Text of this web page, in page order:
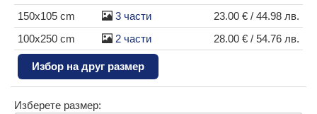
150x105 cm
3 части
23.00 € / 44.98 лв.
100x250 cm
2 части 28.00 € / 54.76 лв.
Избор на друг размер
Изберете размер: